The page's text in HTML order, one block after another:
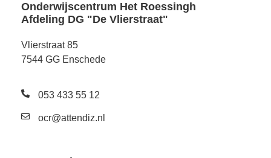
Onderwijscentrum Het Roessingh
Afdeling DG "De Vlierstraat"
Vlierstraat 85
7544 GG Enschede
053 433 55 12
ocr@attendiz.nl